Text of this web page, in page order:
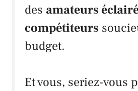
des amateurs
compétiteurs
budget.
Et vous, seriez-vous